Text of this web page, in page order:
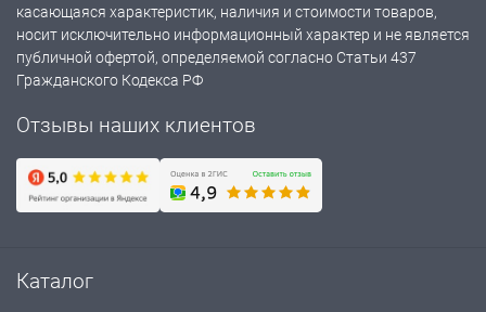
касающаяся характеристик, наличия и стоимости товаров,
носит исключительно информационный характер и не является
публичной офертой, определяемой согласно Статьи 437
Гражданского Кодекса РФ
Отзывы наших клиентов
Каталог